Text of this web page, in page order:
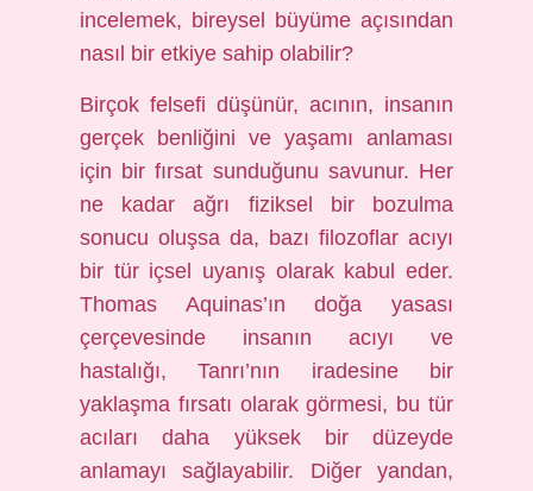
incelemek, bireysel büyüme açısından
nasıl bir etkiye sahip olabilir?
Birçok felsefi düşünür, acının, insanın
gerçek benliğini ve yaşamı anlaması
için bir fırsat sunduğunu savunur. Her
ne kadar ağrı fiziksel bir bozulma
sonucu oluşsa da, bazı filozoflar acıyı
bir tür içsel uyanış olarak kabul eder.
Thomas Aquinas’ın doğa yasası
çerçevesinde insanın acıyı ve
hastalığı, Tanrı’nın iradesine bir
yaklaşma fırsatı olarak görmesi, bu tür
acıları daha yüksek bir düzeyde
anlamayı sağlayabilir. Diğer yandan,